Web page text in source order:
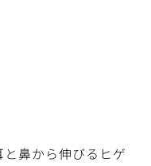
鼻から伸びるヒゲ